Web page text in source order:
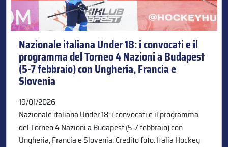
Nazionale italiana Under 18: i convocati e il
programma del Torneo 4 Nazioni a Budapest
(5-7 febbraio) con Ungheria, Francia e
Slovenia
19/01/2026
Nazionale italiana Under 18: i convocati e il programma
del Torneo 4 Nazioni a Budapest (5-7 febbraio) con
Ungheria, Francia e Slovenia. Credito foto: Italia Hockey